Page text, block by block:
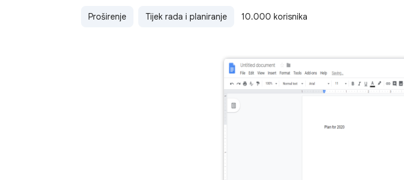
Proširenje Tijek rada i planiranje 10.000 korisnika